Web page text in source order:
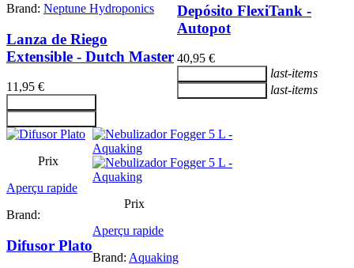
Brand: Neptune Hydroponics
Lanza de Riego
Extensible - Dutch Master
11,95 €
Depósito FlexiTank -
Autopot
40,95 €
last-items
last-items
Prix
Aperçu rapide
Brand:
Difusor Plato
Prix
Aperçu rapide
Brand: Aquaking